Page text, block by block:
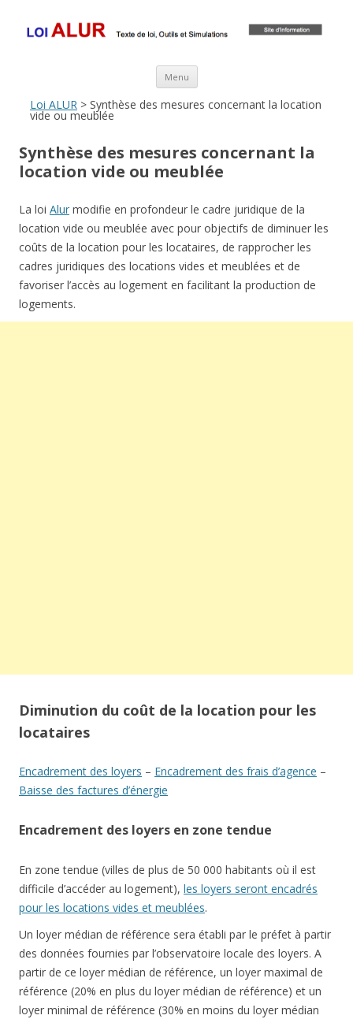
Loi ALUR
ALUR
Menu Aller au contenu principal
Loi ALUR > Synthèse des mesures concernant la location
vide ou meublée
Synthèse des mesures concernant la
location vide ou meublée
La loi Alur modifie en profondeur le cadre juridique de la
location vide ou meublée avec pour objectifs de diminuer les
coûts de la location pour les locataires, de rapprocher les
cadres juridiques des locations vides et meublées et de
favoriser l’accès au logement en facilitant la production de
logements.
Diminution du coût de la location pour les
locataires
Encadrement des loyers – Encadrement des frais d’agence –
Baisse des factures d’énergie
Encadrement des loyers en zone tendue
En zone tendue (villes de plus de 50 000 habitants où il est
difficile d’accéder au logement), les loyers seront encadrés
pour les locations vides et meublées.
Un loyer médian de référence sera établi par le préfet à partir
des données fournies par l’observatoire locale des loyers. A
partir de ce loyer médian de référence, un loyer maximal de
référence (20% en plus du loyer médian de référence) et un
loyer minimal de référence (30% en moins du loyer médian